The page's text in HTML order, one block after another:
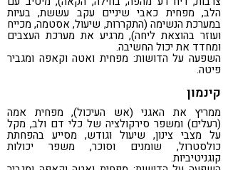
הלב, מפחית כאבי שיניים עקב עששת, בעיות
במערכת הנשימה (התקררות, שיעול, אסטמה, מכייח
ועוזר בהוצאת ליחה), מרגיע את מערכת העצבים
ומחדד את יכול החשיבה.
השפעה על הדושות: מפחית ואטה וקאפה ומגביר
פיטה.
קינמון
ממריץ את האגני (אש העיכול), מפחית אמה
(רעלים) ומשפר סירקולציה של כלי דם ולב, מקל
על מצבי צינון, שיעול וגודש, מסייע בהפחתת
כולסטרול, שומנים וסוכר, משפר יכולות
קוגניטיביות.